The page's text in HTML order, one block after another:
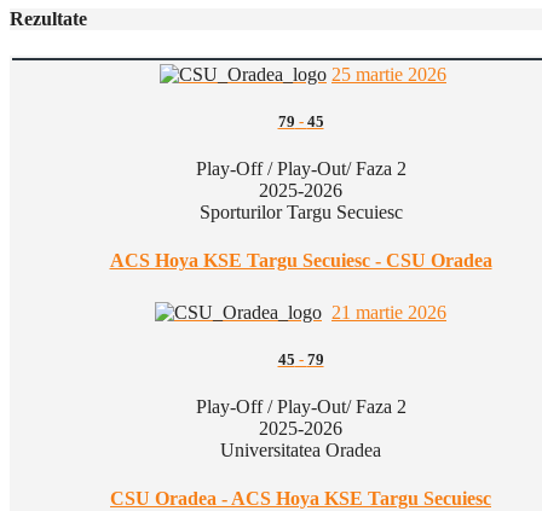
Rezultate
25 martie 2026
79 - 45
Play-Off / Play-Out/ Faza 2
2025-2026
Sporturilor Targu Secuiesc
ACS Hoya KSE Targu Secuiesc - CSU Oradea
21 martie 2026
45 - 79
Play-Off / Play-Out/ Faza 2
2025-2026
Universitatea Oradea
CSU Oradea - ACS Hoya KSE Targu Secuiesc